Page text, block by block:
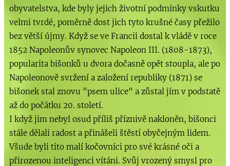
obyvatelstva, kde byly jejich životní podmínky vskutku
velmi tvrdé, poměrně dost jich tyto krušné časy přežilo
bez větší újmy. Když se ve Francii dostal k vládě v roce
1852 Napoleonův synovec Napoleon III. (1808-1873),
popularita bišonků u dvora dočasně opět stoupla, ale po
Napoleonově svržení a založení republiky (1871) se
bišonek stal znovu "psem ulice" a zůstal jím v podstatě
až do počátku 20. století.
I když jim nebyl osud příliš příznivě nakloněn, bišonci
stále dělali radost a přinášeli štěstí obyčejným lidem.
Všude byli tito malí kočovníci pro své krásné oči a
přirozenou inteligenci vítáni. Svůj vrozený smysl pro